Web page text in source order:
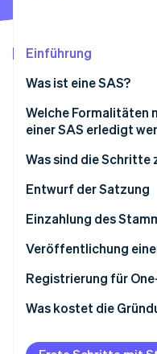
CO₂-Entnahme
Identity
Online-
Einführung
Was ist eine SAS?
Welche Formalitäten
einer SAS erledigt
Was sind die Schritte
Entwurf der Satzung
Wahl des
Wahl des
Einzahlung des
Bewertung von
Veröffentlichung
Registrierung für
Was kostet die